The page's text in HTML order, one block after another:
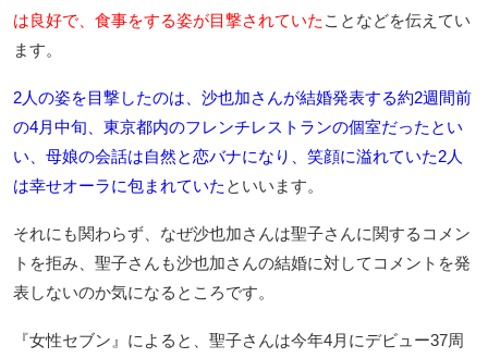
は良好で、食事をする姿が目撃されていた ことなどを伝えてい
ます。
2人の姿を目撃したのは、沙也加さんが結婚発表する約2週間前
の4月中旬、東京都内のフレンチレストランの個室だったとい
い、母娘の会話は自然と恋バナになり、笑顔に溢れていた2人
は幸せオーラに包まれていた といいます。
それにも関わらず、なぜ沙也加さんは聖子さんに関するコメン
トを拒み、聖子さんも沙也加さんの結婚に対してコメントを発
表しないのか気になるところです。
『女性セブン』によると、聖子さんは今年4月にデビュー37周